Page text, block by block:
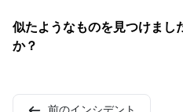
似たようなものを見つけまし
か？